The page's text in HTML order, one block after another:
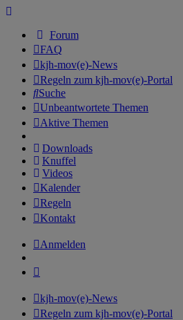
Forum
FAQ
kjh-mov(e)-News
Regeln zum kjh-mov(e)-Portal
Suche
Unbeantwortete Themen
Aktive Themen
Downloads
Knuffel
Videos
Kalender
Regeln
Kontakt
Anmelden
kjh-mov(e)-News
Regeln zum kjh-mov(e)-Portal